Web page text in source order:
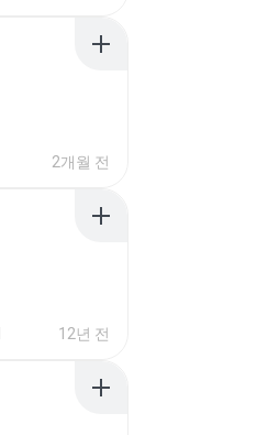
2개월 전
12년 전